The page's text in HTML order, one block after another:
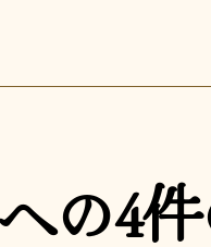
の4